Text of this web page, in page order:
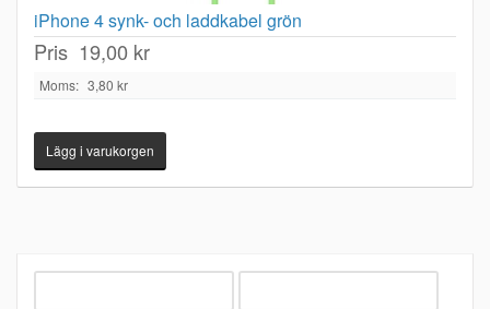
iPhone 4 synk- och laddkabel grön
Pris 19,00 kr
Moms: 3,80 kr